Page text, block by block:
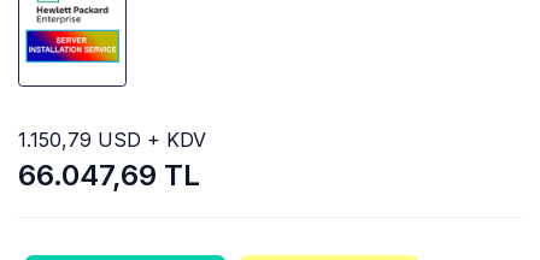
66.047,69 TL
1.150,79 USD + KDV